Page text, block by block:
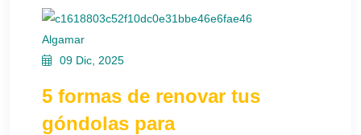
Algamar
09 Dic, 2025
5 formas de renovar tus
góndolas para